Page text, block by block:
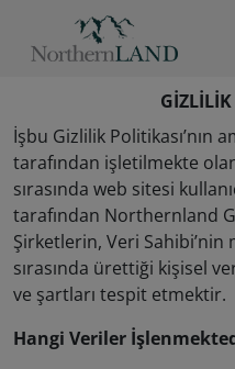
İşbu Gizlilik Politikası’nın
tarafından işletilmekte
sırasında web sitesi
tarafından Northernland
Şirketlerin, Veri Sahibi’nin
sırasında ürettiği kişisel
ve şartları tespit etmektir.
Hangi Veriler